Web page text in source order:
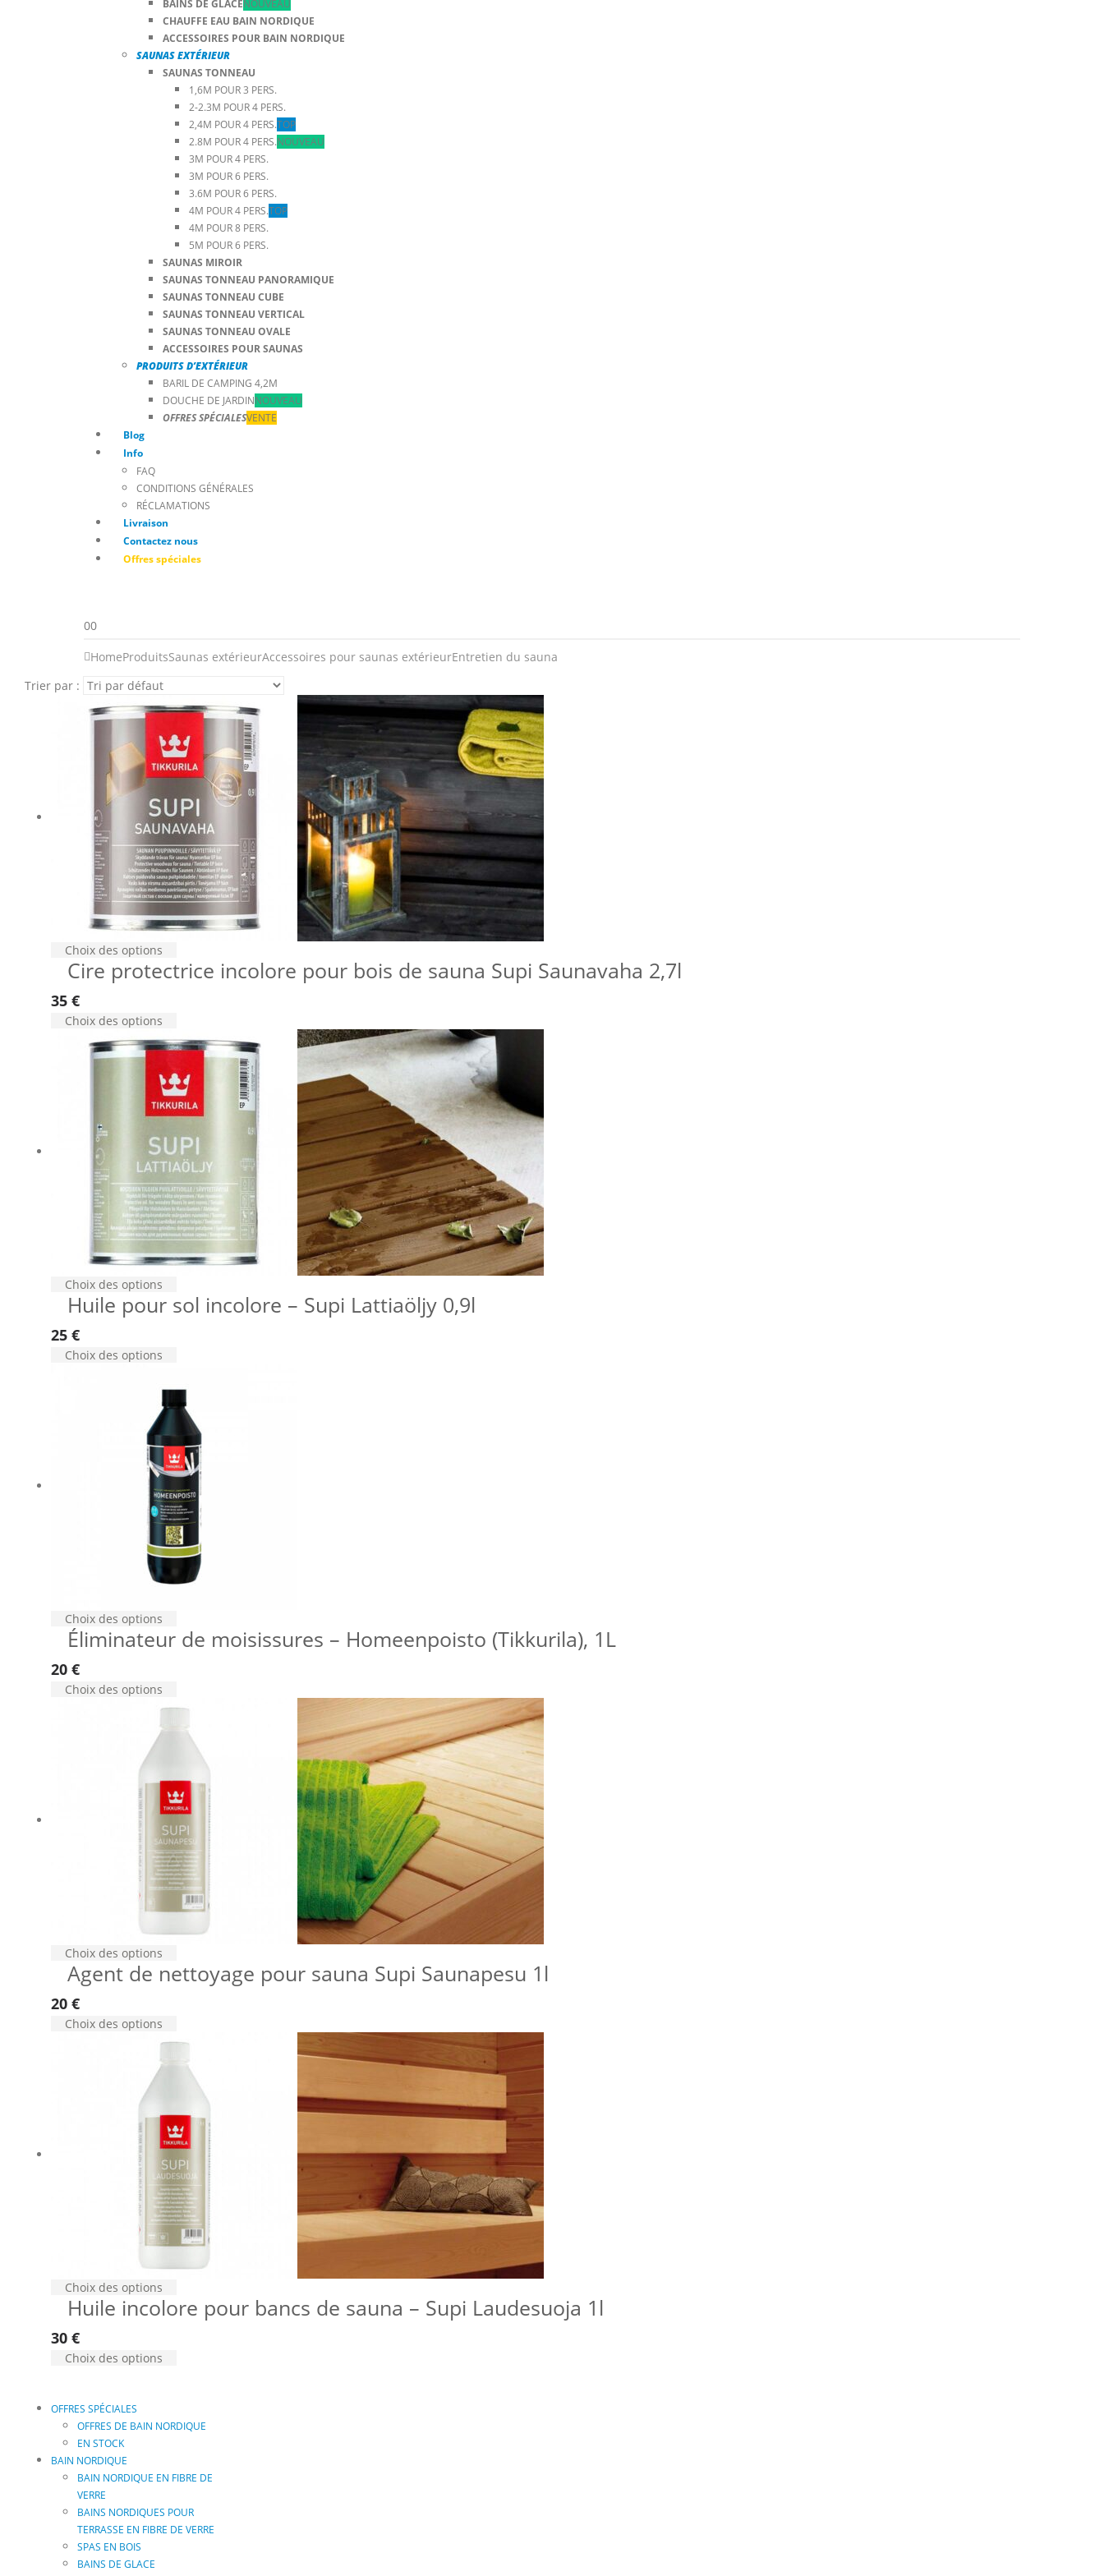
BAINS DE GLACENOUVEAU
CHAUFFE EAU BAIN NORDIQUE
ACCESSOIRES POUR BAIN NORDIQUE
SAUNAS EXTÉRIEUR
SAUNAS TONNEAU
1,6M POUR 3 PERS.
2-2.3M POUR 4 PERS.
2,4M POUR 4 PERS.TOP
2.8M POUR 4 PERS.NOUVEAU
3M POUR 4 PERS.
3M POUR 6 PERS.
3.6M POUR 6 PERS.
4M POUR 4 PERS.TOP
4M POUR 8 PERS.
5M POUR 6 PERS.
SAUNAS MIROIR
SAUNAS TONNEAU PANORAMIQUE
SAUNAS TONNEAU CUBE
SAUNAS TONNEAU VERTICAL
SAUNAS TONNEAU OVALE
ACCESSOIRES POUR SAUNAS
PRODUITS D’EXTÉRIEUR
BARIL DE CAMPING 4,2M
DOUCHE DE JARDINNOUVEAU
OFFRES SPÉCIALESVENTE
Blog
Info
FAQ
CONDITIONS GÉNÉRALES
RÉCLAMATIONS
Livraison
Contactez nous
Offres spéciales
00
HomeProduitsSaunas extérieurAccessoires pour saunas extérieurEntretien du sauna
Trier par :
Choix des options
Cire protectrice incolore pour bois de sauna Supi Saunavaha 2,7l
35€
Choix des options
Choix des options
Huile pour sol incolore – Supi Lattiaöljy 0,9l
25€
Choix des options
Choix des options
Éliminateur de moisissures – Homeenpoisto (Tikkurila), 1L
20€
Choix des options
Choix des options
Agent de nettoyage pour sauna Supi Saunapesu 1l
20€
Choix des options
Choix des options
Huile incolore pour bancs de sauna – Supi Laudesuoja 1l
30€
Choix des options
OFFRES SPÉCIALES
OFFRES DE BAIN NORDIQUE
EN STOCK
BAIN NORDIQUE
BAIN NORDIQUE EN FIBRE DE
VERRE
BAINS NORDIQUES POUR
TERRASSE EN FIBRE DE VERRE
SPAS EN BOIS
BAINS DE GLACE